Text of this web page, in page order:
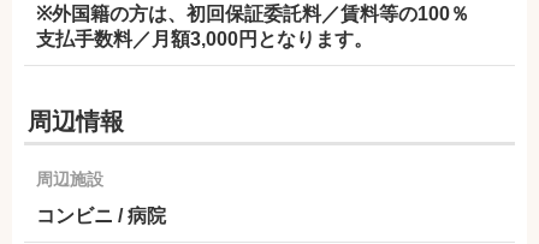
※外国籍の方は、初回保証委託料／賃料等の100％
支払手数料／月額3,000円となります。
周辺情報
周辺施設
コンビニ / 病院